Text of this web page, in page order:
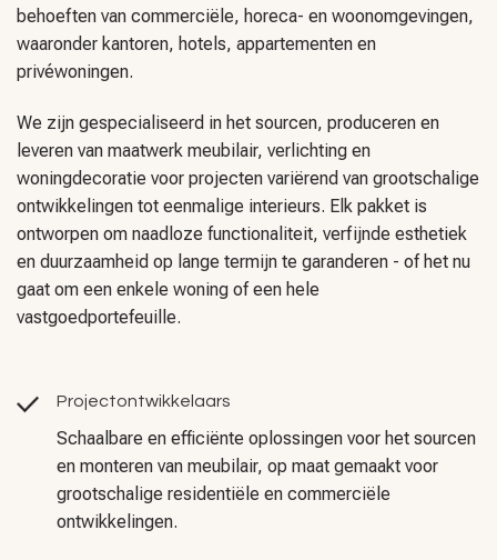
behoeften van commerciële, horeca- en woonomgevingen,
waaronder kantoren, hotels, appartementen en
privéwoningen.
We zijn gespecialiseerd in het sourcen, produceren en
leveren van maatwerk meubilair, verlichting en
woningdecoratie voor projecten variërend van grootschalige
ontwikkelingen tot eenmalige interieurs. Elk pakket is
ontworpen om naadloze functionaliteit, verfijnde esthetiek
en duurzaamheid op lange termijn te garanderen - of het nu
gaat om een enkele woning of een hele
vastgoedportefeuille.
Projectontwikkelaars
Schaalbare en efficiënte oplossingen voor het sourcen
en monteren van meubilair, op maat gemaakt voor
grootschalige residentiële en commerciële
ontwikkelingen.